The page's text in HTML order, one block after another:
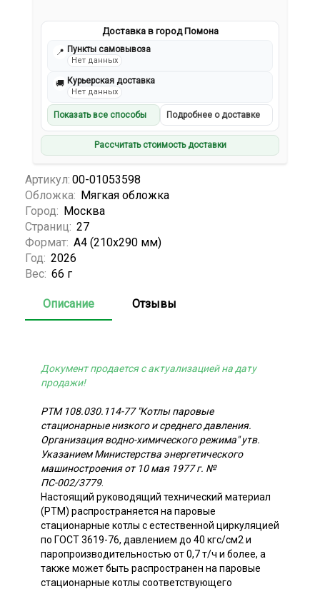
Доставка в город Помона
📍 Пункты самовывоза
Нет данных
🚚 Курьерская доставка
Нет данных
Показать все способы Подробнее о доставке
Рассчитать стоимость доставки
Артикул: 00-01053598
Обложка: Мягкая обложка
Город: Москва
Страниц: 27
Формат: А4 (210x290 мм)
Год: 2026
Вес: 66 г
Описание Отзывы
Документ продается с актуализацией на дату
продажи!
РТМ 108.030.114-77 "Котлы паровые
стационарные низкого и среднего давления.
Организация водно-химического режима" утв.
Указанием Министерства энергетического
машиностроения от 10 мая 1977 г. №
ПС-002/3779.
Настоящий руководящий технический материал
(РТМ) распространяется на паровые
стационарные котлы с естественной циркуляцией
по ГОСТ 3619-76, давлением до 40 кгс/см2 и
паропроизводительностью от 0,7 т/ч и более, а
также может быть распространен на паровые
стационарные котлы соответствующего